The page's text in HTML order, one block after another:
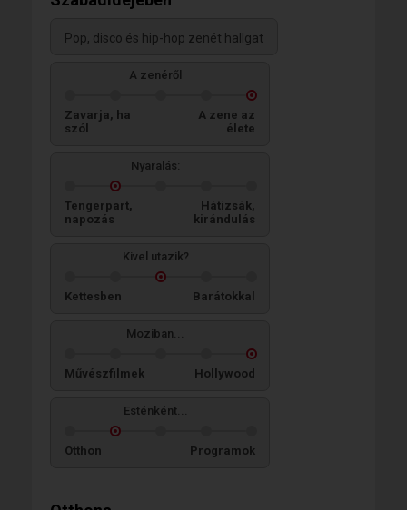
Pop, disco és hip-hop zenét hallgat
A zenéről
Zavarja, ha
szól
A zene az
élete
Nyaralás:
Tengerpart,
napozás
Hátizsák,
kirándulás
Kivel utazik?
Kettesben Barátokkal
Moziban...
Művészfilmek Hollywood
Esténként...
Otthon Programok